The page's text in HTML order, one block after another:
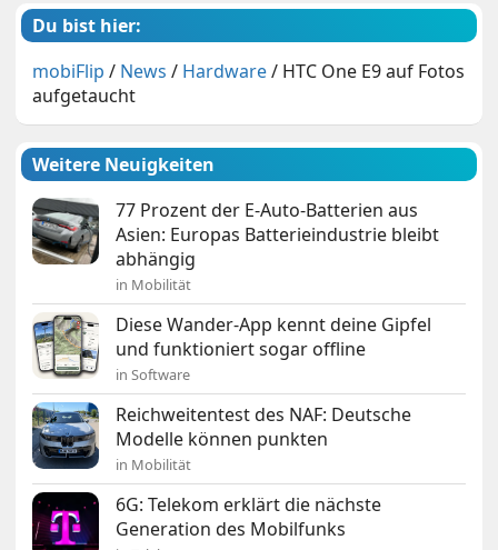
Du bist hier:
mobiFlip / News / Hardware/ HTC One E9 auf Fotos
aufgetaucht
Weitere Neuigkeiten
77 Prozent der E-Auto-Batterien aus
Asien: Europas Batterieindustrie bleibt
abhängig
in Mobilität
Diese Wander-App kennt deine Gipfel
und funktioniert sogar offline
in Software
Reichweitentest des NAF: Deutsche
Modelle können punkten
in Mobilität
6G: Telekom erklärt die nächste
Generation des Mobilfunks